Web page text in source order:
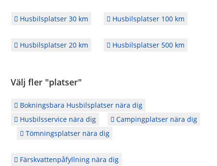
Husbilsplatser 30 km Husbilsplatser 100 km
Husbilsplatser 20 km Husbilsplatser 500 km
Välj fler "platser"
Bokningsbara Husbilsplatser nära dig
Husbilsservice nära dig
Campingplatser nära dig
Tömningsplatser nära dig
Färskvattenpåfyllning nära dig